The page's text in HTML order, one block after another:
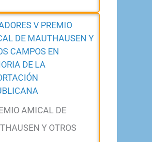
V PREMIO
DE MAUTHAUSEN Y
CAMPOS EN
DE LA
AMICAL DE
Y OTROS